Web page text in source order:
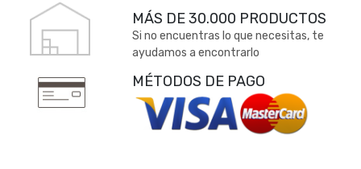
MÁS DE 30.000 PRODUCTOS
Si no encuentras lo que necesitas, te
ayudamos a encontrarlo
MÉTODOS DE PAGO